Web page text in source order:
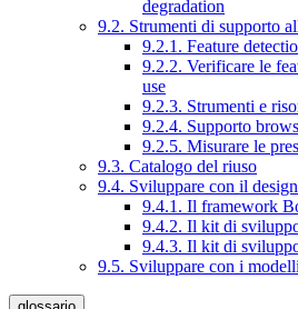
degradation
9.2. Strumenti di supporto
9.2.1. Feature
9.2.2. Verificare le
use
9.2.3. Strumenti e
9.2.4. Supporto
9.2.5. Misurare le
9.3. Catalogo del riuso
9.4. Sviluppare con il
9.4.1. Il framework
9.4.2. Il kit di
9.4.3. Il kit di
9.5. Sviluppare con i